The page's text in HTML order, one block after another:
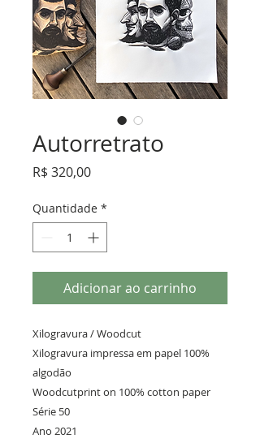
Autorretrato
R$ 320,00Preço
Quantidade *
Adicionar ao carrinho
Xilogravura / Woodcut
Xilogravura impressa em papel 100%
algodão
Woodcutprint on 100% cotton paper
Série 50
Ano 2021